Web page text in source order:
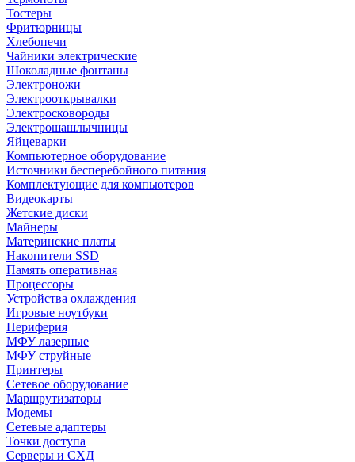
Тостеры
Фритюрницы
Хлебопечи
Чайники электрические
Шоколадные фонтаны
Электроножи
Электрооткрывалки
Электросковороды
Электрошашлычницы
Яйцеварки
Компьютерное оборудование
Источники бесперебойного питания
Комплектующие для компьютеров
Видеокарты
Жетские диски
Майнеры
Материнские платы
Накопители SSD
Память оперативная
Процессоры
Устройства охлаждения
Игровые ноутбуки
Периферия
МФУ лазерные
МФУ струйные
Принтеры
Сетевое оборудование
Маршрутизаторы
Модемы
Сетевые адаптеры
Точки доступа
Серверы и СХД